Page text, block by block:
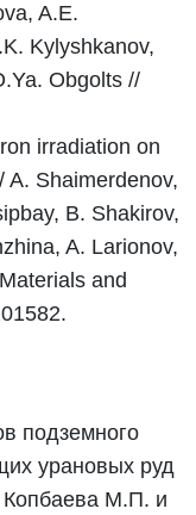
A.E.
Kylyshkanov,
Obgolts //
irradiation on
A. Shaimerdenov,
B. Shakirov,
A. Larionov,
and
подземного
урановых руд
М.П. и